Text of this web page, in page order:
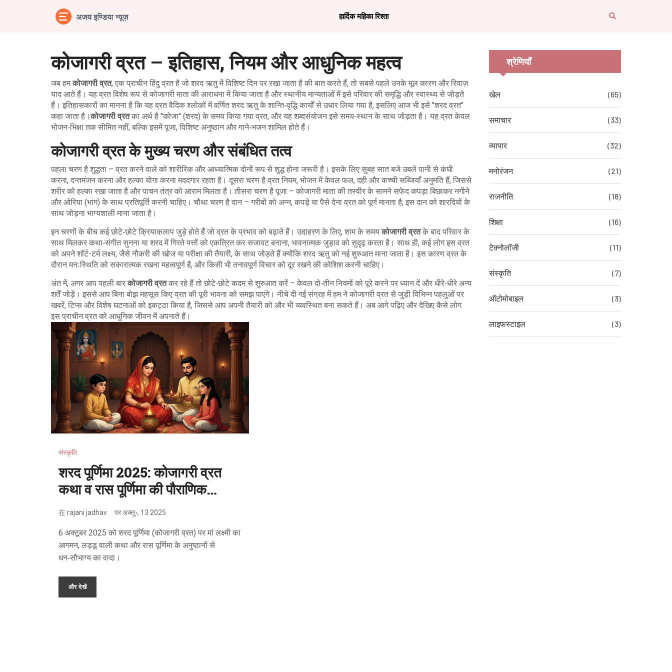
हार्दिक महिका रिश्ता
कोजागरी व्रत – इतिहास, नियम और आधुनिक महत्व
जब हमकोजागरी व्रत, एक प्राचीन हिंदु व्रत है जो शरद ऋतु में विशिष्ट दिन पर रखा जाता है की बात करते हैं, तो सबसे पहले उनके मूल कारण और रिवाज़
याद आते हैं। यह व्रत विशेष रूप से कोजागरी माता की आराधना में किया जाता है और स्थानीय मान्यताओं में इसे परिवार की समृद्धि और स्वास्थ्य से जोड़ते
हैं। इतिहासकारों का मानना है कि यह व्रत वैदिक श्लोकों में वर्णित शरद ऋतु के शान्ति‑वृद्धि कार्यों से उधार लिया गया है, इसलिए आज भी इसे "शरद व्रत"
कहा जाता है।कोजागरी व्रतका अर्थ है "कोजा" (शरद) के समय किया गया व्रत, और यह शब्दसंयोजन इसे समय‑स्थान के साथ जोड़ता है। यह व्रत केवल
भोजन‑भिक्षा तक सीमित नहीं, बल्कि इसमेंपूजा, विशिष्ट अनुष्ठान और गाने‑भजन शामिल होते हैं।
कोजागरी व्रत के मुख्य चरण और संबंधित तत्व
पहला चरण है शुद्धता – व्रत करने वाले को शारीरिक और आध्यात्मिक दोनों रूप से शुद्ध होना जरूरी है। इसके लिए सुबह सात बजे उबले पानी से कंघी
करना, दन्तमंजन करना और हल्का योगा करना मददगार रहता है। दूसरा चरण है व्रत नियम, भोजन में केवल फल, दही और कच्ची सब्जियाँ अनुमति हैं, जिससे
शरीर को हल्का रखा जाता है और पाचन तंत्र को आराम मिलता है। तीसरा चरण है पूजा – कोजागरी माता की तस्वीर के सामने सफेद कपड़ा बिछाकर नगीने
और ओरिया (भांग) के साथ प्रतिपूर्ति करनी चाहिए। चौथा चरण है दान – गरीबों को अन्न, कपड़े या पैसे देना व्रत को पूर्ण मानता है; इस दान को शारदियों के
साथ जोड़ना भाग्यशाली माना जाता है।
इन चरणों के बीच कई छोटे‑छोटे क्रियाकलाप जुड़े होते हैं जो व्रत के प्रभाव को बढ़ाते हैं। उदाहरण के लिए, शाम के समयकोजागरी व्रतके बाद परिवार के
साथ मिलकर कथा‑संगीत सुनना या शरद में गिरते पत्तों को एकत्रित कर सजावट बनाना, भावनात्मक जुड़ाव को सुदृढ़ करता है। साथ ही, कई लोग इस व्रत
को अपने शॉर्ट-टर्म लक्ष्य, जैसे नौकरी की खोज या परीक्षा की तैयारी, के साथ जोड़ते हैं क्योंकि शरद ऋतु को नई शुरुआत माना जाता है। इस कारण व्रत के
दौरान मनःस्थिति को सकारात्मक रखना महत्वपूर्ण है, और किसी भी तनावपूर्ण विचार को दूर रखने की कोशिश करनी चाहिए।
अंत में, अगर आप पहली बारकोजागरी व्रतकर रहे हैं तो छोटे‑छोटे कदम से शुरुआत करें – केवल दो‑तीन नियमों को पूरे करने पर ध्यान दें और धीरे‑धीरे अन्य
शर्तें जोड़ें। इससे आप बिना बोझ महसूस किए व्रत की पूरी भावना को समझ पाएंगे। नीचे दी गई संग्रह में हम ने कोजागरी व्रत से जुड़ी विभिन्न पहलुओं पर
खबरें, टिप्स और विशेष घटनाओं को इकट्ठा किया है, जिससे आप अपनी तैयारी को और भी व्यवस्थित बना सकते हैं। अब आगे पढ़िए और देखिए कैसे लोग
इस प्राचीन व्रत को आधुनिक जीवन में अपनाते हैं।
संस्कृति
शरद पूर्णिमा 2025: कोजागरी व्रत
कथा व रास पूर्णिमा की पौराणिक
कहानियां
在rajani jadhav परअक्तू॰, 13 2025
6 अक्टूबर 2025 को शरद पूर्णिमा (कोजागरी व्रत) पर मां लक्ष्मी का
आगमन, लड्डू वाली कथा और रास पूर्णिमा के अनुष्ठानों से
धन‑सौभाग्य का वादा।
और देखें
श्रेणियाँ
खेल (65)
समाचार (33)
व्यापार (32)
मनोरंजन (21)
राजनीति (18)
शिक्षा (16)
टेक्नोलॉजी (11)
संस्कृति (7)
ऑटोमोबाइल (3)
लाइफस्टाइल (3)